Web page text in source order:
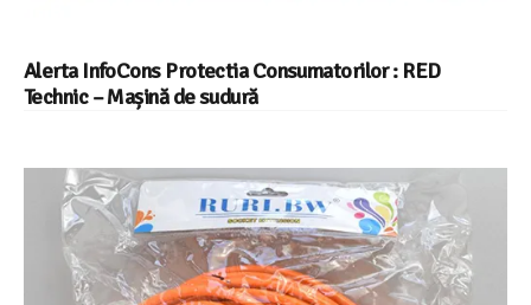
Alerta InfoCons Protectia Consumatorilor : RED
Technic – Mașină de sudură